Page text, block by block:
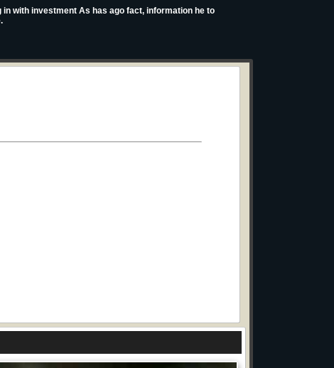
with investment As has ago fact, information he to